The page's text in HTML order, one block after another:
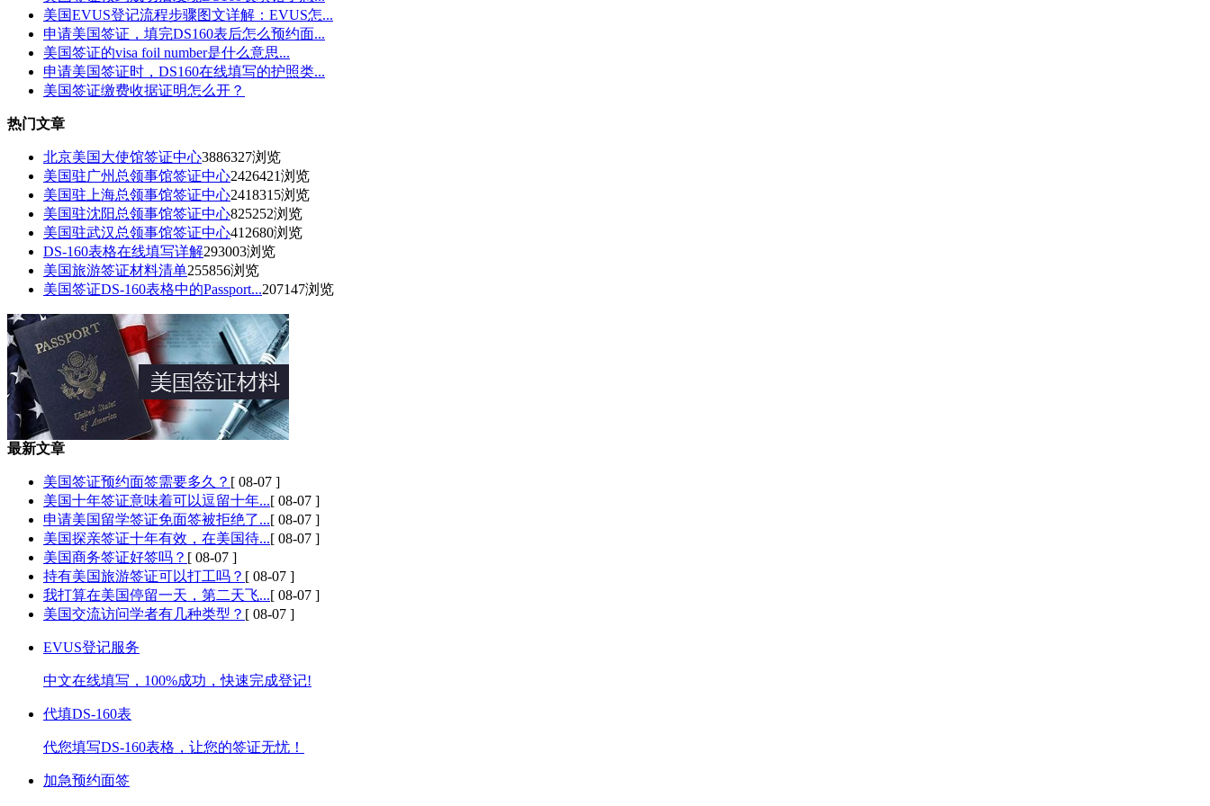
美国EVUS登记流程步骤图文详解：EVUS怎...
申请美国签证，填完DS160表后怎么预约面...
美国签证的visa foil number是什么意思...
申请美国签证时，DS160在线填写的护照类...
美国签证缴费收据证明怎么开？
热门文章
北京美国大使馆签证中心3886327浏览
美国驻广州总领事馆签证中心2426421浏览
美国驻上海总领事馆签证中心2418315浏览
美国驻沈阳总领事馆签证中心825252浏览
美国驻武汉总领事馆签证中心412680浏览
DS-160表格在线填写详解293003浏览
美国旅游签证材料清单255856浏览
美国签证DS-160表格中的Passport...207147浏览
最新文章
美国签证预约面签需要多久？ [ 08-07 ]
美国十年签证意味着可以逗留十年...[ 08-07 ]
申请美国留学签证免面签被拒绝了...[ 08-07 ]
美国探亲签证十年有效，在美国待...[ 08-07 ]
美国商务签证好签吗？ [ 08-07 ]
持有美国旅游签证可以打工吗？ [ 08-07 ]
我打算在美国停留一天，第二天飞...[ 08-07 ]
美国交流访问学者有几种类型？ [ 08-07 ]
EVUS登记服务
中文在线填写，100%成功，快速完成登记!
代填DS-160表
代您填写DS-160表格，让您的签证无忧！
加急预约面签